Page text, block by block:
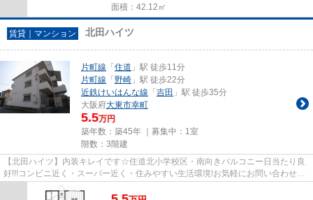
面積：42.12㎡
賃貸｜マンション 北田ハイツ
片町線 「 住道 」駅 徒歩11分
片町線 「 野崎 」駅 徒歩22分
近鉄けいはんな線 「 吉田 」駅 徒歩35分
大阪府大東市幸町
5.5万円
築年数：築45年 ｜募集中： 1室
階数：3階建
【北田ハイツ】内装キレイです☆住道北小学校区・南向きバルコニー日当たり良
好!!!コンビニ近く・スーパー近く・住みやすい生活環境!お気軽にお問い合わせく